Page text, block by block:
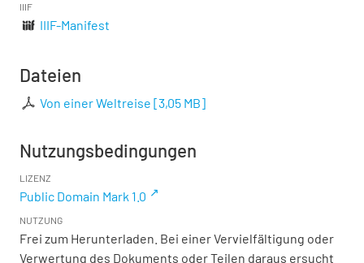
IIIF
IIIF-Manifest
Dateien
Von einer Weltreise [3,05 MB]
Nutzungsbedingungen
LIZENZ
Public Domain Mark 1.0
NUTZUNG
Frei zum Herunterladen. Bei einer Vervielfältigung oder
Verwertung des Dokuments oder Teilen daraus ersucht